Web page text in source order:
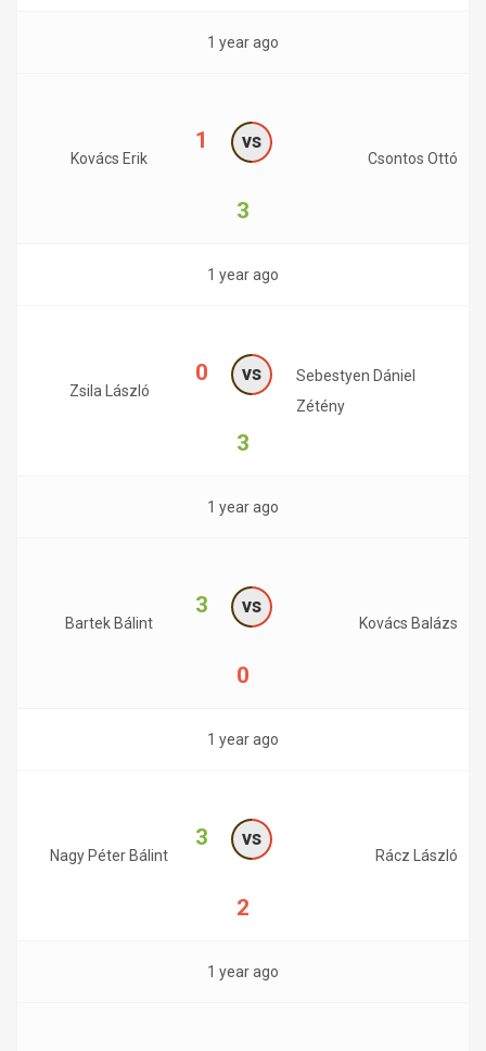
1 year ago
Kovács Erik
1 vs
3
Csontos Ottó
1 year ago
Zsila László
0 vs
3
Sebestyen Dániel
Zétény
1 year ago
Bartek Bálint
3 vs
0
Kovács Balázs
1 year ago
Nagy Péter Bálint
3 vs
2
Rácz László
1 year ago